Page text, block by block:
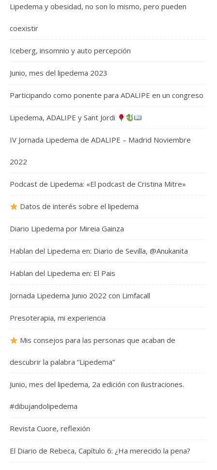
Lipedema y obesidad, no son lo mismo, pero pueden
coexistir
Iceberg, insomnio y auto percepción
Junio, mes del lipedema 2023
Participando como ponente para ADALIPE en un congreso
Lipedema, ADALIPE y Sant Jordi
IV Jornada Lipedema de ADALIPE – Madrid Noviembre
2022
Podcast de Lipedema: «El podcast de Cristina Mitre»
Datos de interés sobre el lipedema
Diario Lipedema por Mireia Gainza
Hablan del Lipedema en: Diario de Sevilla, @Anukanita
Hablan del Lipedema en: El Pais
Jornada Lipedema Junio 2022 con Limfacall
Presoterapia, mi experiencia
Mis consejos para las personas que acaban de
descubrir la palabra “Lipedema”
Junio, mes del lipedema, 2a edición con ilustraciones.
#dibujandolipedema
Revista Cuore, reflexión
El Diario de Rebeca, Capítulo 6: ¿Ha merecido la pena?